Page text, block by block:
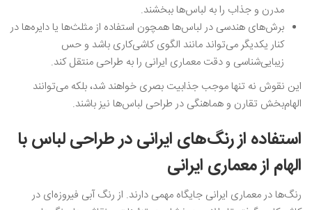
مدرن و جذاب را به لباس‌ها ببخشند.
برش‌های هندسی در لباس‌ها همچون استفاده از مثلث‌ها یا دایره‌ها در
کنار یکدیگر می‌تواند مانند الگوی کاشی‌کاری باشد و حس
زیبایی‌شناسی و دقت معماری ایرانی را به طراحی منتقل کند.
این نقوش نه تنها موجب جذابیت بصری خواهند شد، بلکه می‌توانند
الهام‌بخش تقارن و هماهنگی در طراحی لباس‌ها نیز باشند.
استفاده از رنگ‌های ایرانی در طراحی لباس با
الهام از معماری ایرانی
رنگ‌ها در معماری ایرانی جایگاه مهمی دارند. از رنگ آبی فیروزه‌ای در